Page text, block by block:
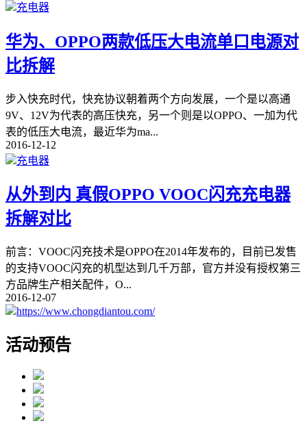
充电器
华为、OPPO两款低压大电流单口电源对
比拆解
步入快充时代，快充协议朝着两个方向发展，一个是以高通
9V、12V为代表的高压快充，另一个则是以OPPO、一加为代
表的低压大电流，最近华为ma...
2016-12-12
充电器
从外到内 真假OPPO VOOC闪充充电器
拆解对比
前言：VOOC闪充技术是OPPO在2014年发布的，目前已发售
的支持VOOC闪充的机型达到几千万部，官方并没有授权第三
方品牌生产相关配件，O...
2016-12-07
https://www.chongdiantou.com/
活动预告